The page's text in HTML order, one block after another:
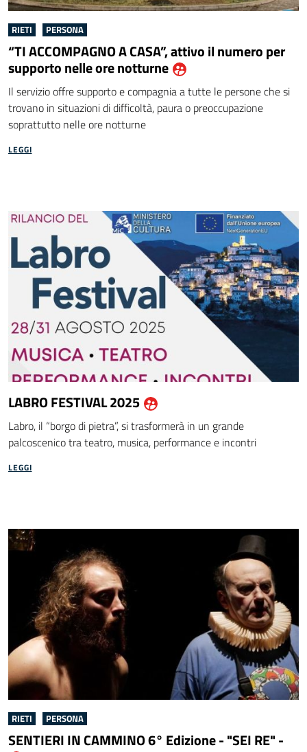
RIETI PERSONA
“TI ACCOMPAGNO A CASA”, attivo il numero per
supporto nelle ore notturne
Il servizio offre supporto e compagnia a tutte le persone che si
trovano in situazioni di difficoltà, paura o preoccupazione
soprattutto nelle ore notturne
LEGGI
LABRO FESTIVAL 2025
Labro, il “borgo di pietra”, si trasformerà in un grande
palcoscenico tra teatro, musica, performance e incontri
LEGGI
RIETI PERSONA
SENTIERI IN CAMMINO 6° Edizione - "SEI RE" -